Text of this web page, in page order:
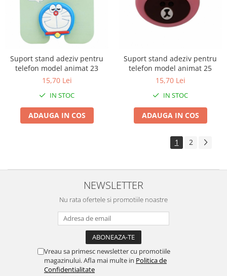
Pahare / Sticle cu Pai / Cani termos
Storcatoare
Tavi copt
Tigai
Ustensile de bucatarie
Stații încărcare vehicule electrice
Anvelope auto
Chingi
Perii de zapada si raclete
Pompe de transfer
Decoratiuni, ornamente si articole
Accesorii si componente craciun
Beteala si ghirlande Craciun
Suport stand adeziv pentru
telefon model animat 23
15,70 Lei
IN STOC
ADAUGA IN COS
Suport stand adeziv pentru
telefon model animat 25
15,70 Lei
IN STOC
ADAUGA IN COS
1 2
NEWSLETTER
Nu rata ofertele si promotiile noastre
Vreau sa primesc newsletter cu promotiile
magazinului. Afla mai multe in Politica de
Confidentialitate